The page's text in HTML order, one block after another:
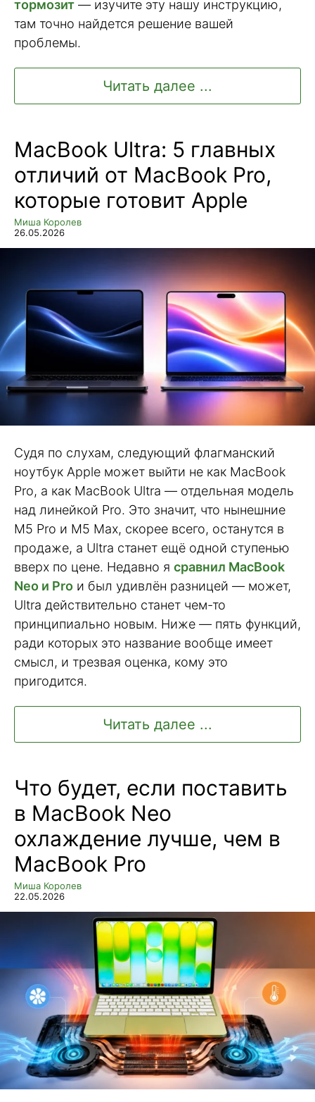
тормозит — изучите эту нашу инструкцию,
там точно найдется решение вашей
проблемы.
Читать далее ...
MacBook Ultra: 5 главных
отличий от MacBook Pro,
которые готовит Apple
Миша Королев
26.05.2026
Судя по слухам, следующий флагманский
ноутбук Apple может выйти не как MacBook
Pro, а как MacBook Ultra — отдельная модель
над линейкой Pro. Это значит, что нынешние
M5 Pro и M5 Max, скорее всего, останутся в
продаже, а Ultra станет ещё одной ступенью
вверх по цене. Недавно я сравнил MacBook
Neo и Pro и был удивлён разницей — может,
Ultra действительно станет чем-то
принципиально новым. Ниже — пять функций,
ради которых это название вообще имеет
смысл, и трезвая оценка, кому это
пригодится.
Читать далее ...
Что будет, если поставить
в MacBook Neo
охлаждение лучше, чем в
MacBook Pro
Миша Королев
22.05.2026